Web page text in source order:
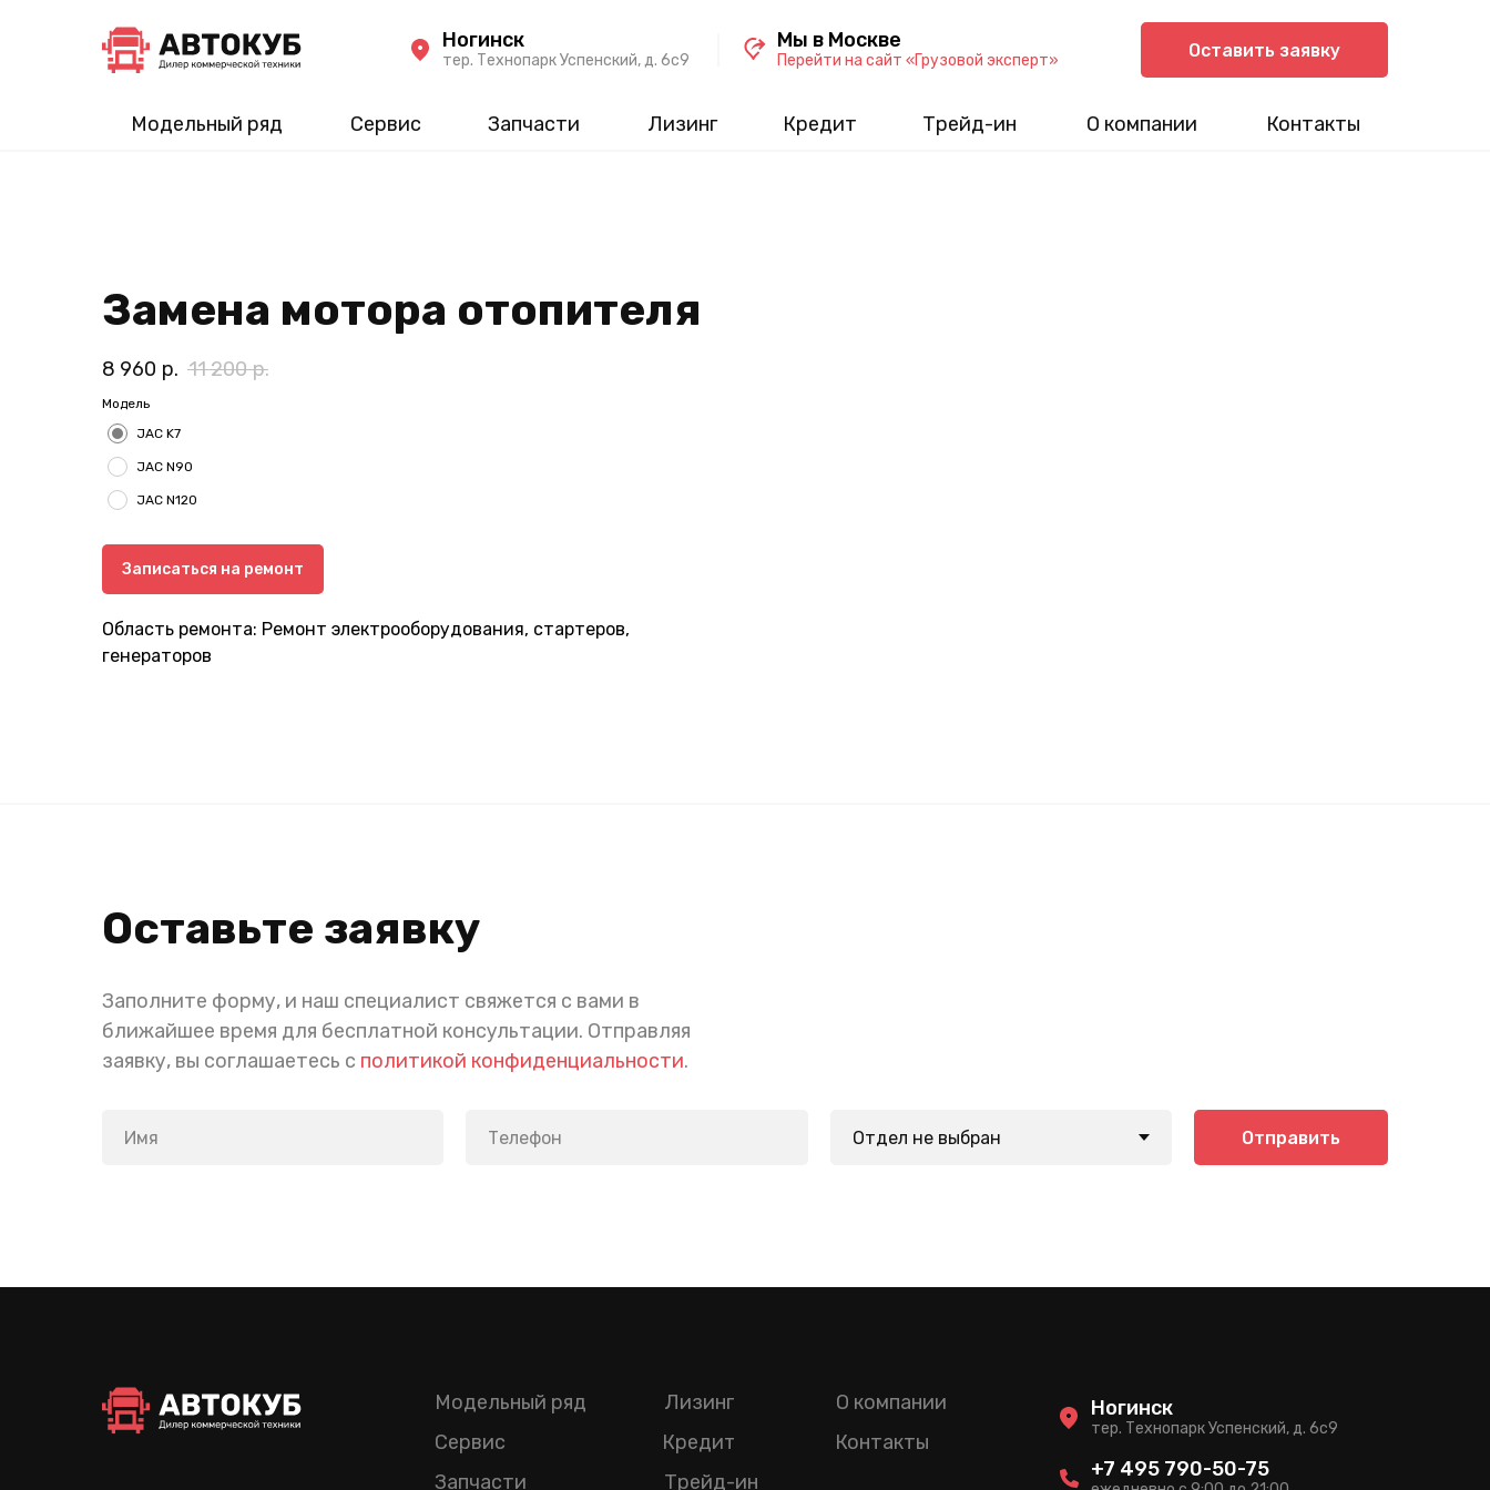
Модельный ряд Сервис Запчасти Лизинг Кредит Трейд-ин О компании Контакты
Оставить заявку
тер. Технопарк Успенский, д. 6c9
Ногинск
Перейти на сайт «Грузовой эксперт»
Мы в Москве
Замена мотора отопителя
8 960 р. 11 200 р.
Модель
JAC K7
JAC N90
JAC N120
Записаться на ремонт
Область ремонта: Ремонт электрооборудования, стартеров,
генераторов
Оставьте заявку
Заполните форму, и наш специалист свяжется с вами в
ближайшее время для бесплатной консультации. Отправляя
заявку, вы соглашаетесь с политикой конфиденциальности.
Отправить
Лизинг
Кредит
Трейд-ин
Модельный ряд
Сервис
Запчасти
О компании
Контакты
тер. Технопарк Успенский, д. 6c9
Ногинск
+7 495 790-50-75